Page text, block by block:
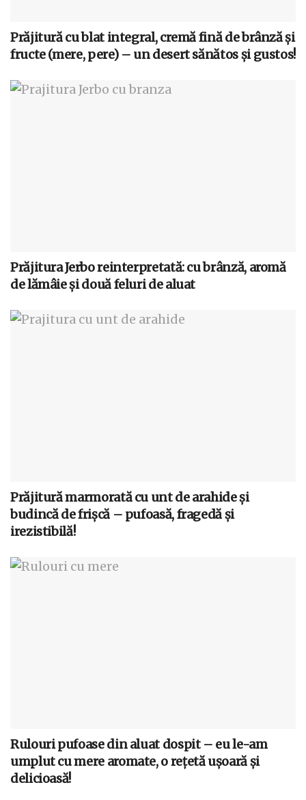
Prăjitură cu blat integral, cremă fină de brânză și
fructe (mere, pere) – un desert sănătos și gustos!
Prăjitura Jerbo reinterpretată: cu brânză, aromă
de lămâie și două feluri de aluat
Prăjitură marmorată cu unt de arahide și
budincă de frișcă – pufoasă, fragedă și
irezistibilă!
Rulouri pufoase din aluat dospit – eu le-am
umplut cu mere aromate, o rețetă ușoară și
delicioasă!